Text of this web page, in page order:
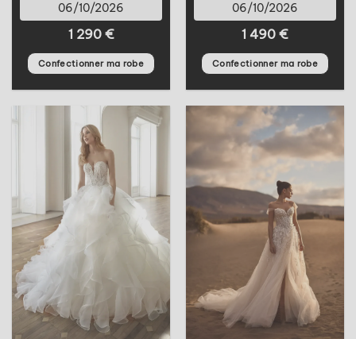
06/10/2026
1 290 €
Confectionner ma robe
06/10/2026
1 490 €
Confectionner ma robe